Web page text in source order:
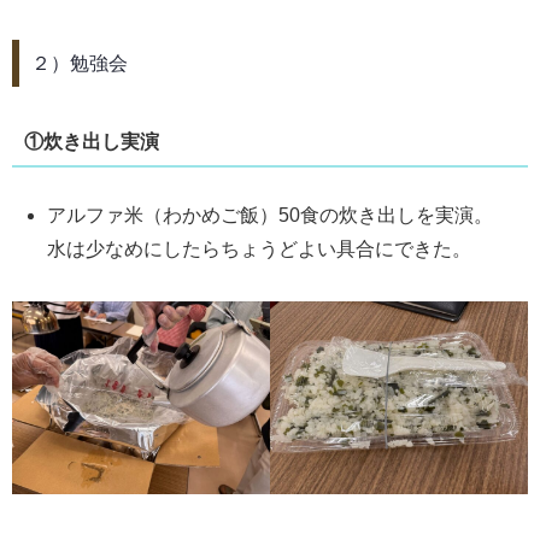
２）勉強会
①炊き出し実演
アルファ米（わかめご飯）50食の炊き出しを実演。
水は少なめにしたらちょうどよい具合にできた。